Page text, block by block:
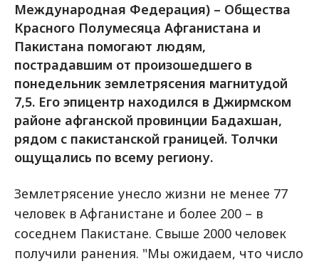
Международная Федерация) – Общества
Красного Полумесяца Афганистана и
Пакистана помогают людям,
пострадавшим от произошедшего в
понедельник землетрясения магнитудой
7,5. Его эпицентр находился в Джирмском
районе афганской провинции Бадахшан,
рядом с пакистанской границей. Толчки
ощущались по всему региону.
Землетрясение унесло жизни не менее 77
человек в Афганистане и более 200 – в
соседнем Пакистане. Свыше 2000 человек
получили ранения. "Мы ожидаем, что число